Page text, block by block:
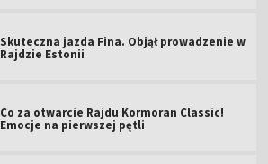
Skuteczna jazda Fina. Objął prowadzenie w
Rajdzie Estonii
Co za otwarcie Rajdu Kormoran Classic!
Emocje na pierwszej pętli